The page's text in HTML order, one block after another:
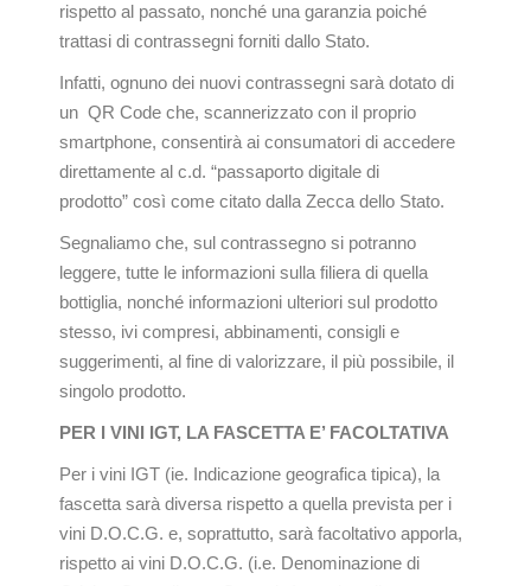
rispetto al passato, nonché una garanzia poiché
trattasi di contrassegni forniti dallo Stato.
Infatti, ognuno dei nuovi contrassegni sarà dotato di
un QR Code che, scannerizzato con il proprio
smartphone, consentirà ai consumatori di accedere
direttamente al c.d. “passaporto digitale di
prodotto” così come citato dalla Zecca dello Stato.
Segnaliamo che, sul contrassegno si potranno
leggere, tutte le informazioni sulla filiera di quella
bottiglia, nonché informazioni ulteriori sul prodotto
stesso, ivi compresi, abbinamenti, consigli e
suggerimenti, al fine di valorizzare, il più possibile, il
singolo prodotto.
PER I VINI IGT, LA FASCETTA E’ FACOLTATIVA
Per i vini IGT (ie. Indicazione geografica tipica), la
fascetta sarà diversa rispetto a quella prevista per i
vini D.O.C.G. e, soprattutto, sarà facoltativo apporla,
rispetto ai vini D.O.C.G. (i.e. Denominazione di